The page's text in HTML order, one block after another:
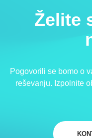
Želite
Pogovorili se bomo o
reševanju. Izpolnite